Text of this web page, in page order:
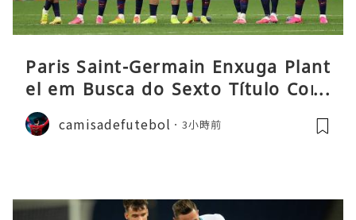
Paris Saint-Germain Enxuga Plant
el em Busca do Sexto Título Cons
ecutivo da Liga
camisadefutebol 3小時前